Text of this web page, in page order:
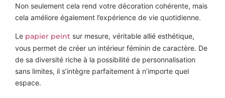
Non seulement cela rend votre décoration cohérente, mais
cela améliore également l’expérience de vie quotidienne.
Le papier peint sur mesure, véritable allié esthétique,
vous permet de créer un intérieur féminin de caractère. De
de sa diversité riche à la possibilité de personnalisation
sans limites, il s’intègre parfaitement à n’importe quel
espace.